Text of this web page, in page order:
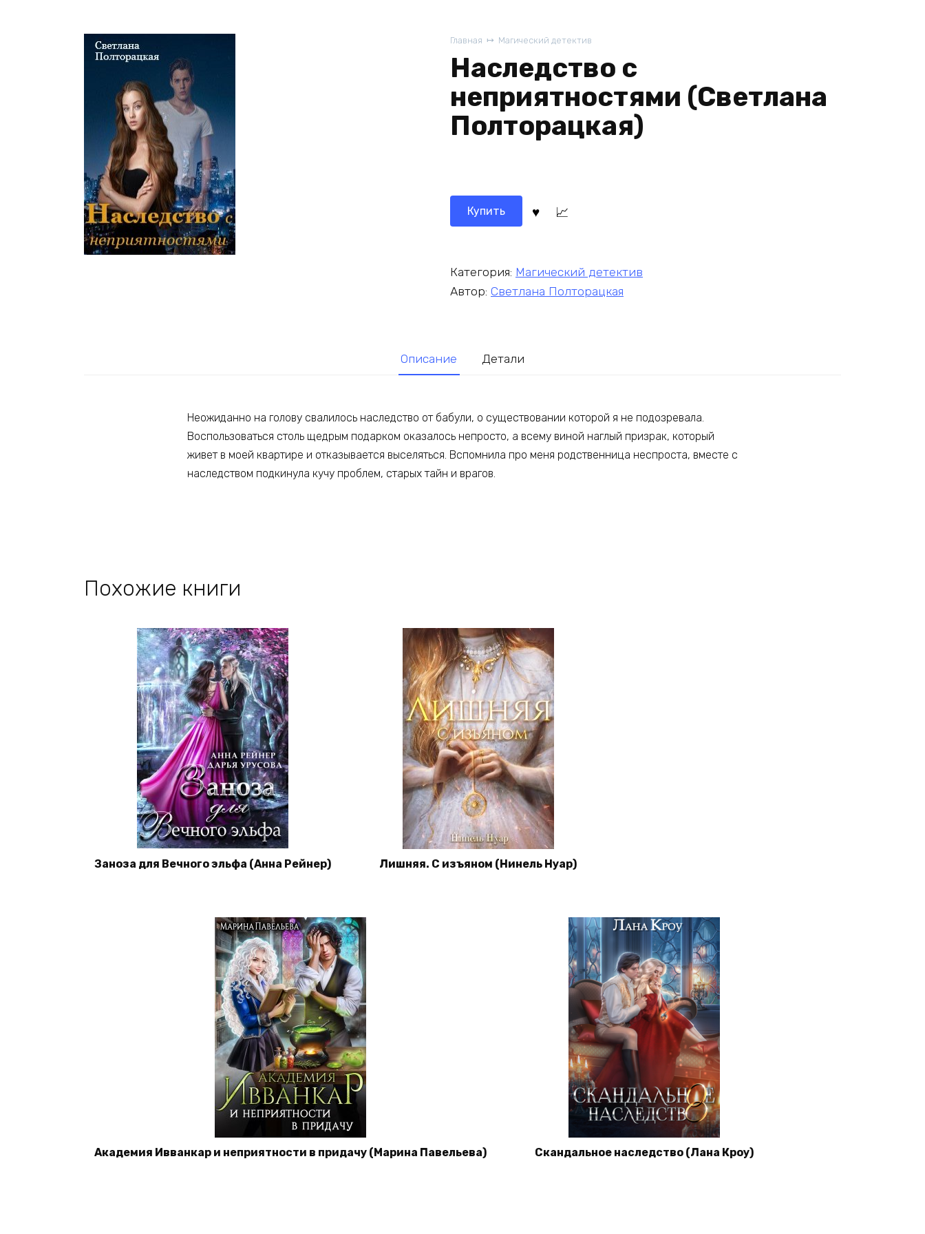
Главная Магический детектив
Наследство с
неприятностями (Светлана
Полторацкая)
Купить
Категория: Магический детектив
Автор: Светлана Полторацкая
Описание Детали
Неожиданно на голову свалилось наследство от бабули, о существовании которой я не подозревала.
Воспользоваться столь щедрым подарком оказалось непросто, а всему виной наглый призрак, который
живет в моей квартире и отказывается выселяться. Вспомнила про меня родственница неспроста, вместе с
наследством подкинула кучу проблем, старых тайн и врагов.
Похожие книги
Заноза для Вечного эльфа (Анна Рейнер) Лишняя. С изъяном (Нинель Нуар)
Академия Ивванкар и неприятности в придачу (Марина Павельева) Скандальное наследство (Лана Кроу)